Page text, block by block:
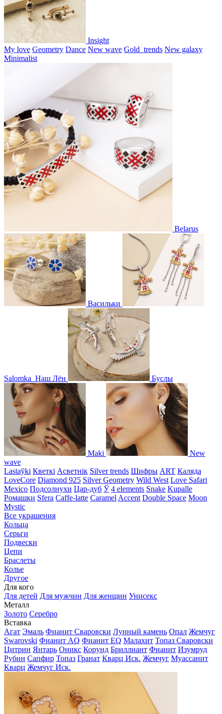
Insight
My love Geometry Dance New wave Gold_trends New galaxy
Minimalist
Belarus
Васильки
Salomka Наш Лён Буслы
Maki
New
wave
Lastaўki Кветкі Асветнiк Silver trends Шифры ART Каляда
LoveCore Diamond 925 Silver Geometry Wild West Love Safari
Mexico Подсолнухи Цар-дуб Ў 4 elements Snake Kupalle
Ромашки Sfera Caffe-latte Caramel Accent Double Space Moon
Mystic
Все украшения
Кольца
Серьги
Подвески
Цепи
Браслеты
Колье
Другое
Для кого
Для детей Для мужчин Для женщин Унисекс
Металл
Золото Серебро
Вставка
Агат Эмаль Фианит Сваровски Лунный камень Опал Жемчуг
Swarovski Фианит AQ Фианит EQ Малахит Топаз Сваровски
Цитрин Янтарь Оникс Корунд Бриллиант Фианит Изумруд
Рубин Сапфир Топаз Гранат Кварц Иск. Жемчуг Муассанит
Кварц Жемчуг Иск.